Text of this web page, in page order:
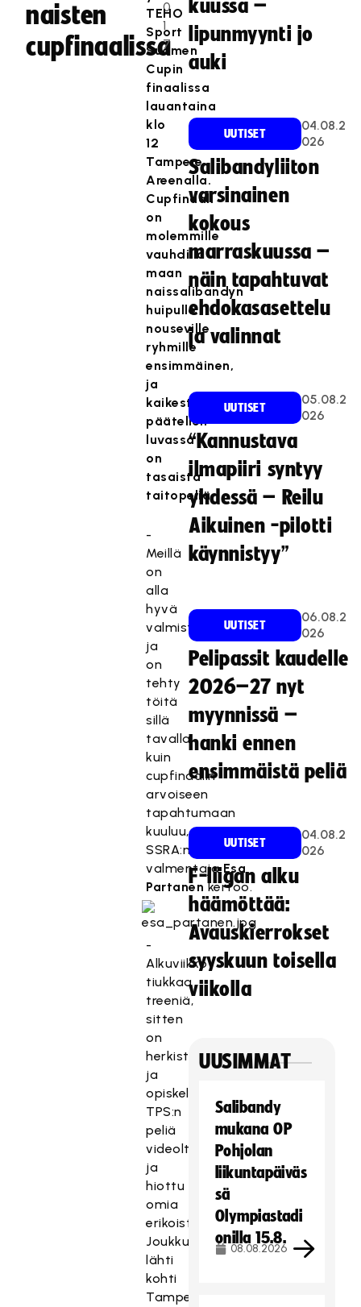
naisten
cupfinaalissa
0
1
7
TEHO
Sport
Suomen
Cupin
finaalissa
lauantaina
klo
12
Tampere
Areenalla.
Cupfinaali
on
molemmille
vauhdilla
maan
naissalibandyn
huipulle
nouseville
ryhmille
ensimmäinen,
ja
kaikesta
päätellen
luvassa
on
tasaista
taitopeliä.
-
Meillä
on
alla
hyvä
valmistautuminen
ja
on
tehty
töitä
sillä
tavalla
kuin
cupfinaalin
arvoiseen
tapahtumaan
kuuluu,
SSRA:n
valmentajaEsa
Partanen kertoo.
-
Alkuviikko
tiukkaa
treeniä,
sitten
on
herkistelty
ja
opiskeltu
TPS:n
peliä
videolta
ja
hiottu
omia
erikoistilanteita.
Joukkue
lähti
kohti
Tamperetta
kuussa –
lipunmyynti jo
auki
UUTISET
04.08.2
026
Salibandyliiton
varsinainen
kokous
marraskuussa –
näin tapahtuvat
ehdokasasettelu
ja valinnat
UUTISET
05.08.2
026
“Kannustava
ilmapiiri syntyy
yhdessä – Reilu
Aikuinen -pilotti
käynnistyy”
UUTISET
06.08.2
026
Pelipassit kaudelle
2026–27 nyt
myynnissä –
hanki ennen
ensimmäistä peliä
UUTISET
04.08.2
026
F-liigan alku
häämöttää:
Avauskierrokset
syyskuun toisella
viikolla
UUSIMMAT
Salibandy
mukana OP
Pohjolan
liikuntapäiväs
sä
Olympiastadi
onilla 15.8.
08.08.2026